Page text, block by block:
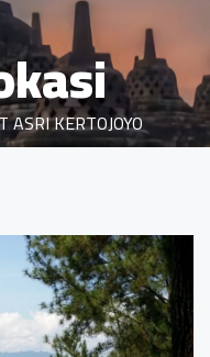
ASRI KERTOJOYO